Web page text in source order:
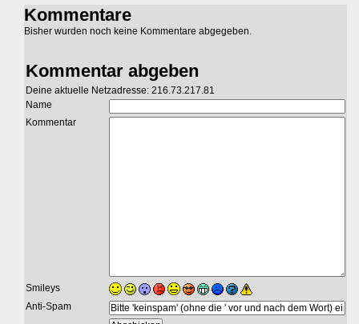
Kommentare
Bisher wurden noch keine Kommentare abgegeben.
Kommentar abgeben
Deine aktuelle Netzadresse: 216.73.217.81
Name
Kommentar
Smileys
Anti-Spam